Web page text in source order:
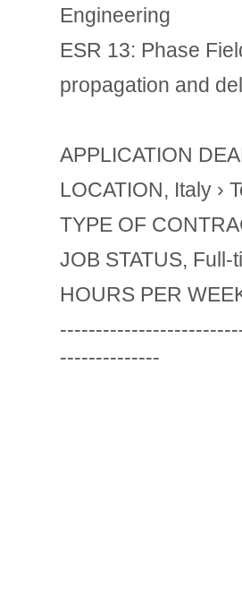
Engineering
ESR 13: Phase
propagation and
APPLICATION
LOCATION, Italy ›
TYPE OF
JOB STATUS, Full-
HOURS PER
--------------